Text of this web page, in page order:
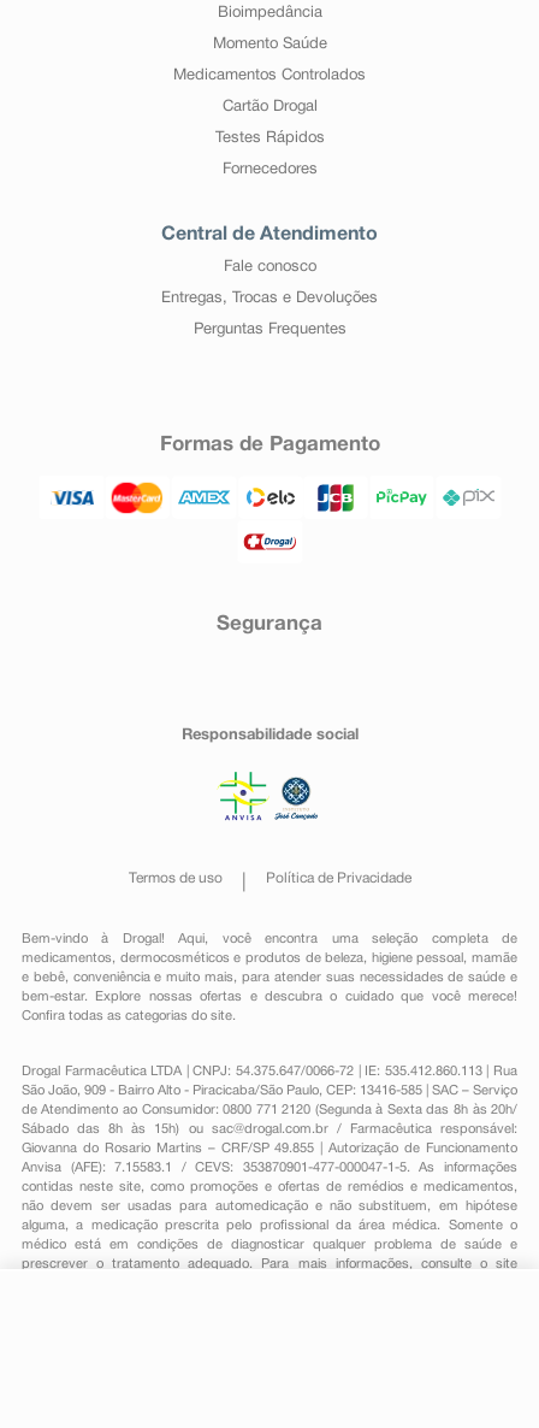
Bioimpedância
Momento Saúde
Medicamentos Controlados
Cartão Drogal
Testes Rápidos
Fornecedores
Central de Atendimento
Fale conosco
Entregas, Trocas e Devoluções
Perguntas Frequentes
Formas de Pagamento
Segurança
Responsabilidade social
Termos de uso Política de Privacidade
Bem-vindo à Drogal! Aqui, você encontra uma seleção completa de
medicamentos , dermocosméticos e produtos de beleza, higiene pessoal ,mamãe
e bebê, conveniênciae muito mais, para atender suas necessidades de saúde e
bem-estar. Explore nossas ofertas e descubra o cuidado que você merece!
Confira todas as categorias do site.
Drogal Farmacêutica LTDA | CNPJ: 54.375.647/0066-72 | IE: 535.412.860.113 | Rua
São João, 909 - Bairro Alto - Piracicaba/São Paulo, CEP: 13416-585 | SAC – Serviço
de Atendimento ao Consumidor: 0800 771 2120 (Segunda à Sexta das 8h às 20h/
Sábado das 8h às 15h) ou sac@drogal.com.br/ Farmacêutica responsável:
Giovanna do Rosario Martins – CRF/SP 49.855 | Autorização de Funcionamento
Anvisa (AFE): 7.15583.1 / CEVS: 353870901-477-000047-1-5. As informações
contidas neste site, como promoções e ofertas de remédios e medicamentos,
não devem ser usadas para automedicação e não substituem, em hipótese
alguma, a medicação prescrita pelo profissional da área médica. Somente o
médico está em condições de diagnosticar qualquer problema de saúde e
prescrever o tratamento adequado. Para mais informações, consulte o site